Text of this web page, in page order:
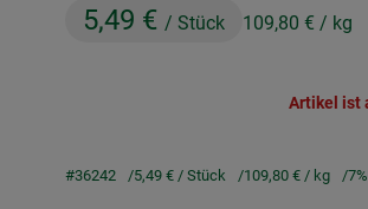
5,49 € / Stück 109,80 € / kg
Artikel ist
#36242 5,49 € / Stück 109,80 € / kg